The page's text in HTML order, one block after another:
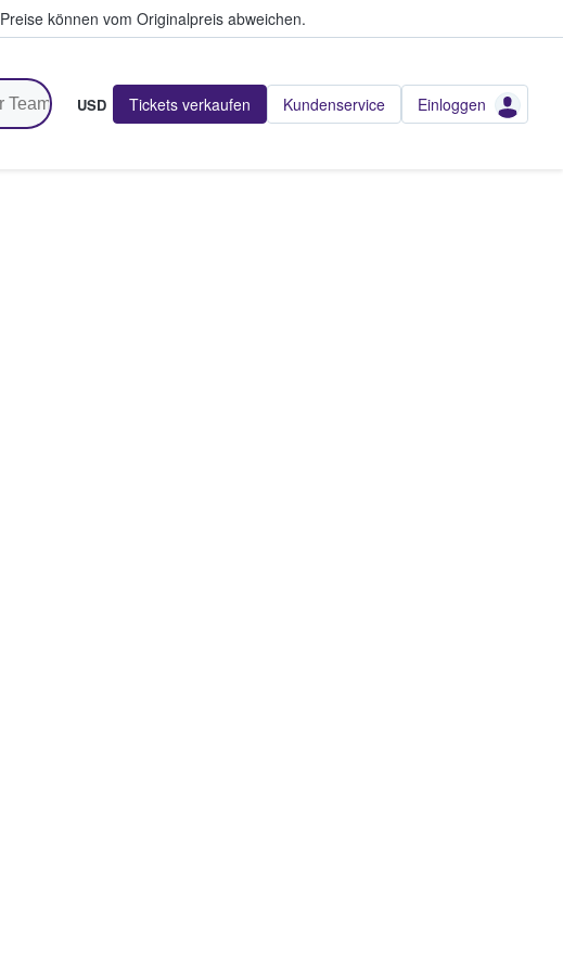
Preise können vom Originalpreis abweichen.
USD Tickets verkaufen Kundenservice Einloggen